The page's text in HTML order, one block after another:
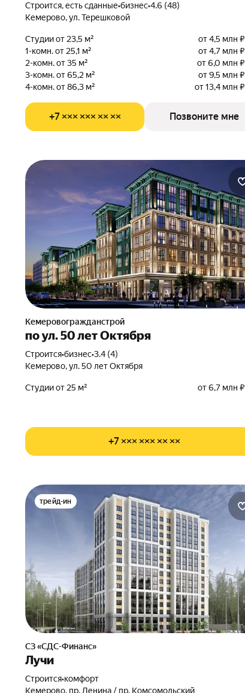
Строится, есть сданные•бизнес•4.6 (48)
Кемерово, ул. Терешковой
Студии от 23,5 м²
от 4,5 млн ₽
1-комн. от 25,1 м²
от 4,7 млн ₽
2-комн. от 35 м²
от 6,0 млн ₽
3-комн. от 65,2 м²
от 9,5 млн ₽
4-комн. от 86,3 м²
от 13,4 млн ₽
+7 ××× ××× ×× ×× Позвоните мне
Кемеровогражданстрой
по ул. 50 лет Октября
Строится•бизнес•3.4 (4)
Кемерово, ул. 50 лет Октября
Студии от 25 м² от 6,7 млн ₽
+7 ××× ××× ×× ××
трейд-ин
СЗ «СДС-Финанс»
Лучи
Строится•комфорт
Кемерово, пр. Ленина / пр. Комсомольский